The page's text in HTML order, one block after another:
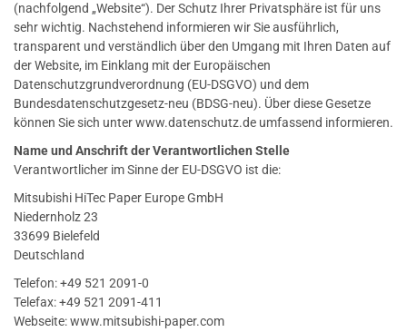
(nachfolgend „Website“). Der Schutz Ihrer Privatsphäre ist für uns
sehr wichtig. Nachstehend informieren wir Sie ausführlich,
transparent und verständlich über den Umgang mit Ihren Daten auf
der Website, im Einklang mit der Europäischen
Datenschutzgrundverordnung (EU-DSGVO) und dem
Bundesdatenschutzgesetz-neu (BDSG-neu). Über diese Gesetze
können Sie sich unter www.datenschutz.de umfassend informieren.
Name und Anschrift der Verantwortlichen Stelle
Verantwortlicher im Sinne der EU-DSGVO ist die:
Mitsubishi HiTec Paper Europe GmbH
Niedernholz 23
33699 Bielefeld
Deutschland
Telefon: +49 521 2091-0
Telefax: +49 521 2091-411
Webseite: www.mitsubishi-paper.com